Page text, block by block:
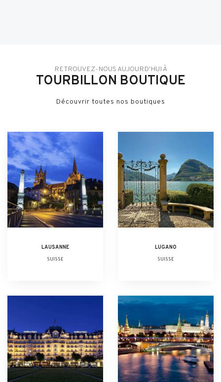
RETROUVEZ-NOUS AUJOURD'HUI À
TOURBILLON BOUTIQUE
Découvrir toutes nos boutiques
LAUSANNE
SUISSE
LUGANO
SUISSE